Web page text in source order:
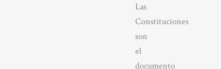
Las
Constituciones
son
el
documento